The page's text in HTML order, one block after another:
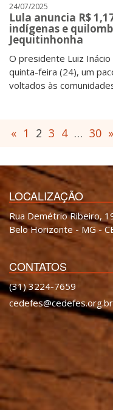
24/07/2025
Lula anuncia R$
indígenas e
Jequitinhonha
O presidente Luiz Inácio
quinta-feira (24), um
voltados às
« 1 2 3 4 … 30 »
LOCALIZAÇÃO
Rua Demétrio Ribeiro,
Belo Horizonte - MG -
CONTATOS
(31) 3224-7659
cedefes@cedefes.org.br